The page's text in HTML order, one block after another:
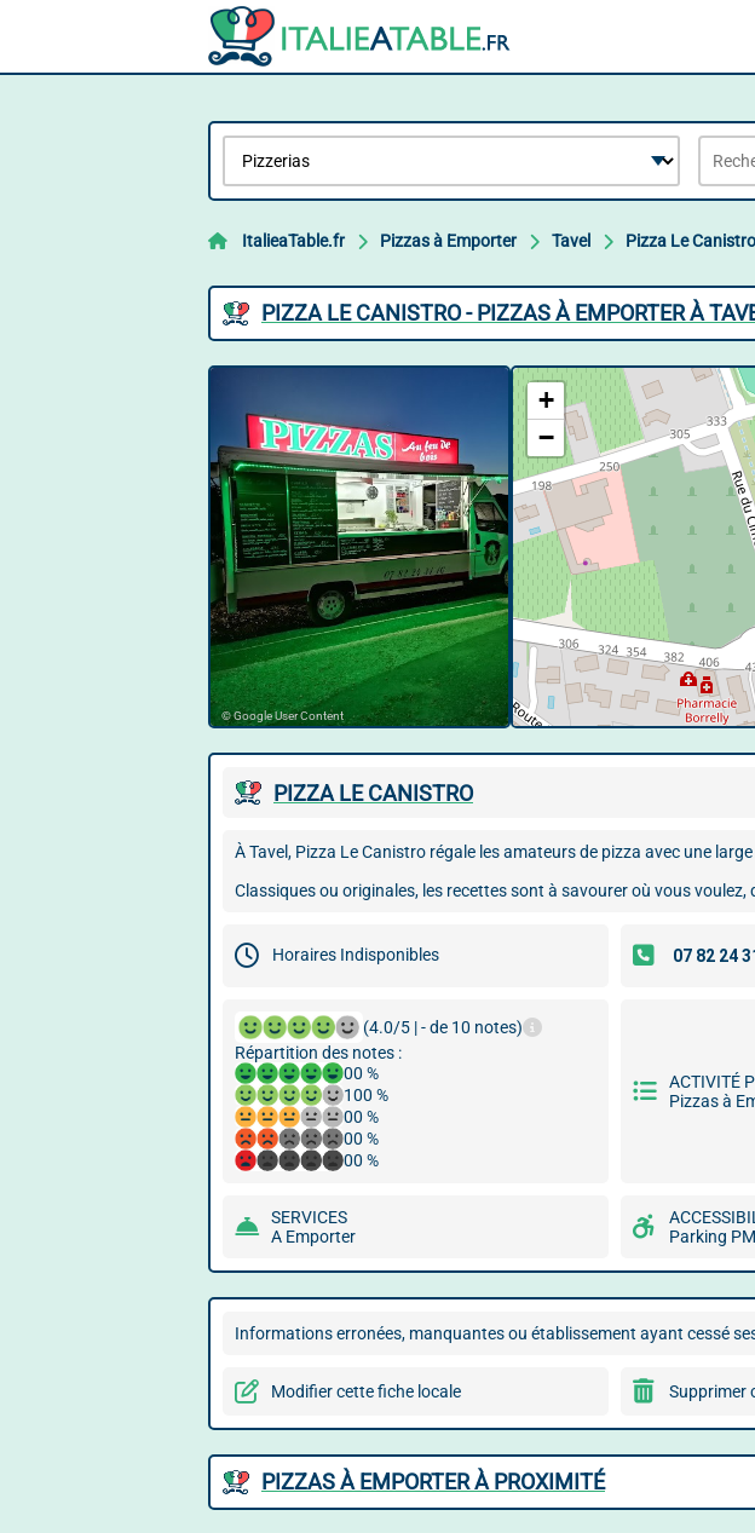
ItalieaTable.fr Pizzas à Emporter Tavel Pizza Le Canistro
PIZZA LE CANISTRO - PIZZAS À EMPORTER À
© Google User Content
+
−
PIZZA LE CANISTRO
À Tavel, Pizza Le Canistro régale les amateurs de pizza avec une
Classiques ou originales, les recettes sont à savourer où vous voulez,
Horaires Indisponibles
(4.0/5 | - de 10 notes)
Répartition des notes :
00 %
100 %
00 %
00 %
00 %
ACTIVITÉ
Pizzas à
SERVICES
A Emporter
Parking
Informations erronées, manquantes ou établissement ayant cessé
Modifier cette fiche locale Supprimer
PIZZAS À EMPORTER À PROXIMITÉ